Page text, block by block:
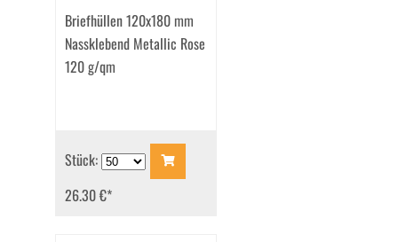
Briefhüllen 120x180 mm
Nassklebend Metallic Rose
120 g/qm
Stück:
26.30 €*